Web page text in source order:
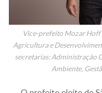
Vice-prefeito Mozar Hoff
Agricultura e
secretarias: Administração
Ambiente,